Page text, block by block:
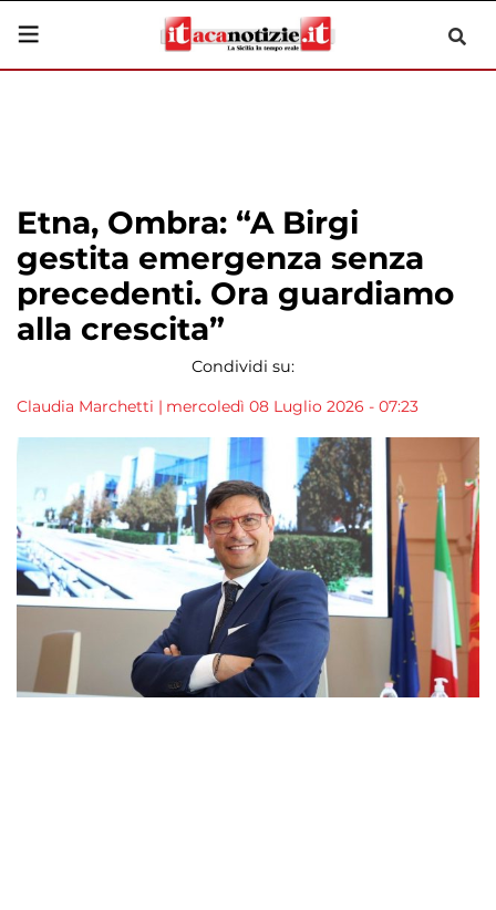
Etna, Ombra: “A Birgi
gestita emergenza senza
precedenti. Ora guardiamo
alla crescita”
Condividi su:
Claudia Marchetti | mercoledì 08 Luglio 2026 - 07:23